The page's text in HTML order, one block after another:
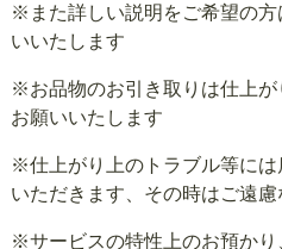
※また詳しい説明をご希望の
いいたします
※お品物のお引き取りは仕上
お願いいたします
※仕上がり上のトラブル等には
いただきます、その時はご遠
※サービスの特性上のお預か